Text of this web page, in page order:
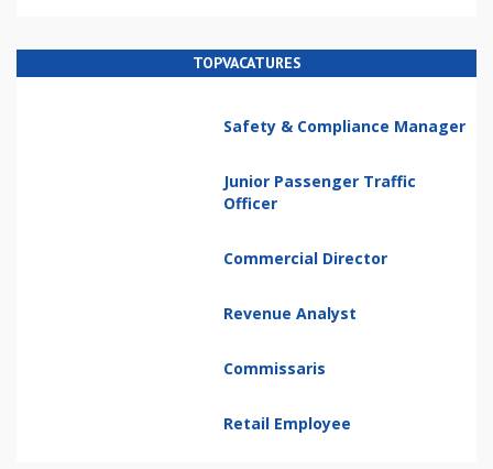
TOPVACATURES
Safety & Compliance Manager
Junior Passenger Traffic
Officer
Commercial Director
Revenue Analyst
Commissaris
Retail Employee